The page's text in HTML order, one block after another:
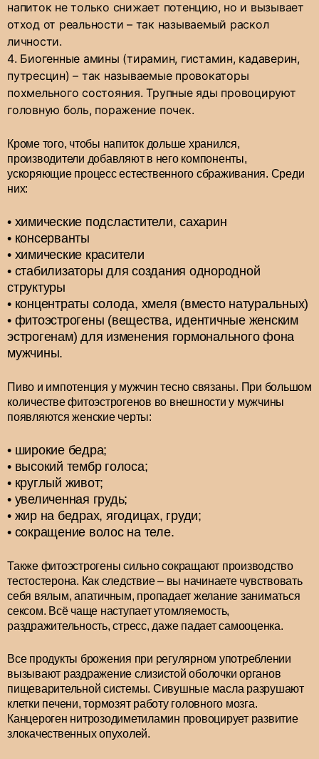
напиток не только снижает потенцию, но и вызывает
отход от реальности – так называемый раскол
личности.
Биогенные амины (тирамин, гистамин, кадаверин,
путресцин) – так называемые провокаторы
похмельного состояния. Трупные яды провоцируют
головную боль, поражение почек.
Кроме того, чтобы напиток дольше хранился,
производители добавляют в него компоненты,
ускоряющие процесс естественного сбраживания. Среди
них:
химические подсластители, сахарин
консерванты
химические красители
стабилизаторы для создания однородной
структуры
концентраты солода, хмеля (вместо натуральных)
фитоэстрогены (вещества, идентичные женским
эстрогенам) для изменения гормонального фона
мужчины.
Пиво и импотенция у мужчин тесно связаны. При большом
количестве фитоэстрогенов во внешности у мужчины
появляются женские черты:
широкие бедра;
высокий тембр голоса;
круглый живот;
увеличенная грудь;
жир на бедрах, ягодицах, груди;
сокращение волос на теле.
Также фитоэстрогены сильно сокращают производство
тестостерона. Как следствие – вы начинаете чувствовать
себя вялым, апатичным, пропадает желание заниматься
сексом. Всё чаще наступает утомляемость,
раздражительность, стресс, даже падает самооценка.
Все продукты брожения при регулярном употреблении
вызывают раздражение слизистой оболочки органов
пищеварительной системы. Сивушные масла разрушают
клетки печени, тормозят работу головного мозга.
Канцероген нитрозодиметиламин провоцирует развитие
злокачественных опухолей.